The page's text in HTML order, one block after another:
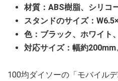
材質：ABS樹脂、シリコ
スタンドのサイズ：
色：ブラック、ホワイト
対応サイズ：幅約
100均ダイソーの「モバイル